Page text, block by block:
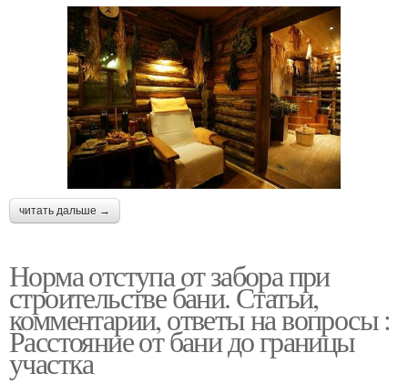
читать дальше →
Норма отступа от забора при
строительстве бани. Статьи,
комментарии, ответы на вопросы :
Расстояние от бани до границы
участка